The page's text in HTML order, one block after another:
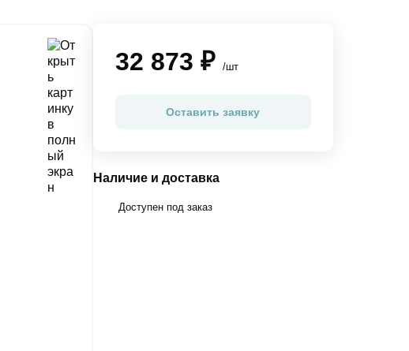
32 873 ₽ /шт
Оставить заявку
Наличие и доставка
Доступен под заказ